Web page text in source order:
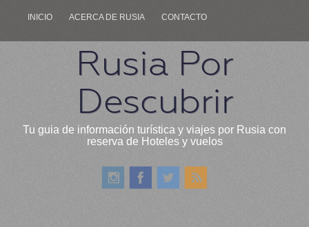
INICIO ACERCA DE RUSIA CONTACTO
Rusia Por
Descubrir
Tu guia de información turística y viajes por Rusia con
reserva de Hoteles y vuelos